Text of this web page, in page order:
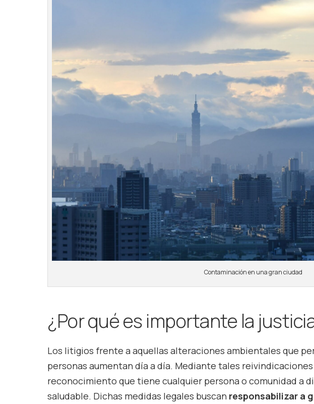
Contaminación en una gran ciudad
¿Por qué es importante la
Los litigios frente a aquellas alteraciones ambientales que
personas aumentan día a día. Mediante tales
reconocimiento que tiene cualquier persona o comunidad a
saludable. Dichas medidas legales buscan responsabilizar a